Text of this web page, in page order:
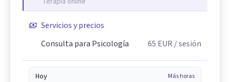
Servicios y precios
Consulta para Psicología
65 EUR / sesión
Hoy Más horas